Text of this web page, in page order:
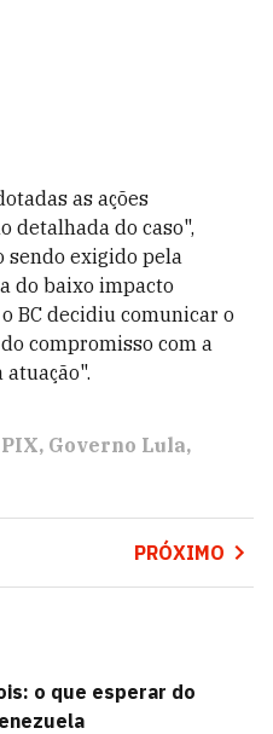
as ações
detalhada do caso",
sendo exigido pela
do baixo impacto
BC decidiu comunicar o
compromisso com a
PIX Governo Lula
PRÓXIMO
o que esperar do